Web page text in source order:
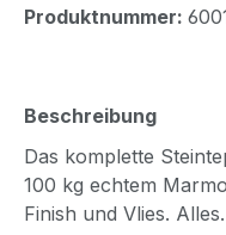
Produktnummer:
Beschreibung
Das komplette
100 kg echtem
Finish und Vlies.